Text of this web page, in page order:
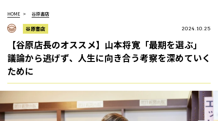
HOME 谷原書店
谷原書店 2024.10.25
【谷原店長のオススメ】山本将寛「最期を選ぶ」
議論から逃げず、人生に向き合う考察を深めていく
ために